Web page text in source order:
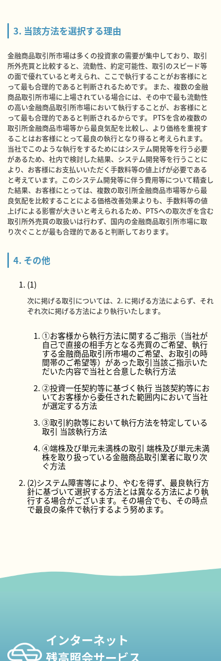
3. 当該方法を選択する理由
金融商品取引所市場は多くの投資家の需要が集中しており、取引
所外売買と比較すると、流動性、約定可能性、取引のスピード等
の面で優れていると考えられ、ここで執行することがお客様にと
って最も合理的であると判断されるためです。 また、複数の金融
商品取引所市場に上場されている場合には、その中で最も流動性
の高い金融商品取引所市場において執行することが、お客様にと
って最も合理的であると判断されるからです。 PTSを含め複数の
取引所金融商品市場等から最良気配を比較し、より価格を重視す
ることはお客様にとって最良の執行となり得ると考えられます。
当社でこのような執行をするためにはシステム開発等を行う必要
があるため、社内で検討した結果、システム開発等を行うことに
より、お客様にお支払いいただく手数料等の値上げが必要である
と考えています。このシステム開発等に伴う費用等について精査し
た結果、お客様にとっては、複数の取引所金融商品市場等から最
良気配を比較することによる価格改善効果よりも、手数料等の値
上げによる影響が大きいと考えられるため、PTSへの取次ぎを含む
取引所外売買の取扱いは行わず、国内の金融商品取引所市場に取
り次ぐことが最も合理的であると判断しております。
4. その他
(1)
次に掲げる取引については、2. に掲げる方法によらず、それ
ぞれ次に掲げる方法により執行いたします。
①お客様から執行方法に関するご指示（当社が
自己で直接の相手方となる売買のご希望、執行
する金融商品取引所市場のご希望、お取引の時
間帯のご希望等）があった取引当該ご指示いた
だいた内容で当社と合意した執行方法
②投資一任契約等に基づく執行 当該契約等にお
いてお客様から委任された範囲内において当社
が選定する方法
③取引約款等において執行方法を特定している
取引 当該執行方法
④端株及び単元未満株の取引 端株及び単元未満
株を取り扱っている金融商品取引業者に取り次
ぐ方法
(2)システム障害等により、やむを得ず、最良執行方
針に基づいて選択する方法とは異なる方法により執
行する場合がございます。その場合でも、その時点
で最良の条件で執行するよう努めます。
インターネット
残高照会サービス